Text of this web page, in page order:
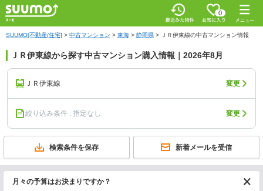
0
SUUMO[不動産/住宅] > 中古マンション > 東海 > 静岡県 > ＪＲ伊東線の中古マンション情報
ＪＲ伊東線から探す中古マンション購入情報｜2026年8月
ＪＲ伊東線 変更
絞り込み条件 : 指定なし 変更
検索条件を保存 新着メールを受信
月々の予算はお決まりですか？